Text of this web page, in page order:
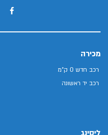
מכירה
רכב חדש 0 ק"מ
רכב יד ראשונה
ליסינג